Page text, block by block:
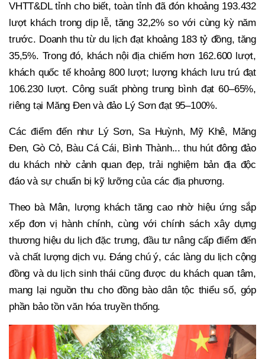
VHTT&DL tỉnh cho biết, toàn tỉnh đã đón khoảng 193.432
lượt khách trong dịp lễ, tăng 32,2% so với cùng kỳ năm
trước. Doanh thu từ du lịch đạt khoảng 183 tỷ đồng, tăng
35,5%. Trong đó, khách nội địa chiếm hơn 162.600 lượt,
khách quốc tế khoảng 800 lượt; lượng khách lưu trú đạt
106.230 lượt. Công suất phòng trung bình đạt 60–65%,
riêng tại Măng Đen và đảo Lý Sơn đạt 95–100%.
Các điểm đến như Lý Sơn, Sa Huỳnh, Mỹ Khê, Măng
Đen, Gò Cỏ, Bàu Cá Cái, Bình Thành... thu hút đông đảo
du khách nhờ cảnh quan đẹp, trải nghiệm bản địa độc
đáo và sự chuẩn bị kỹ lưỡng của các địa phương.
Theo bà Mân, lượng khách tăng cao nhờ hiệu ứng sắp
xếp đơn vị hành chính, cùng với chính sách xây dựng
thương hiệu du lịch đặc trưng, đầu tư nâng cấp điểm đến
và chất lượng dịch vụ. Đáng chú ý, các làng du lịch cộng
đồng và du lịch sinh thái cũng được du khách quan tâm,
mang lại nguồn thu cho đồng bào dân tộc thiểu số, góp
phần bảo tồn văn hóa truyền thống.